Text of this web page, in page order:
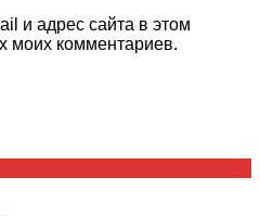
и адрес сайта в этом
моих комментариев.